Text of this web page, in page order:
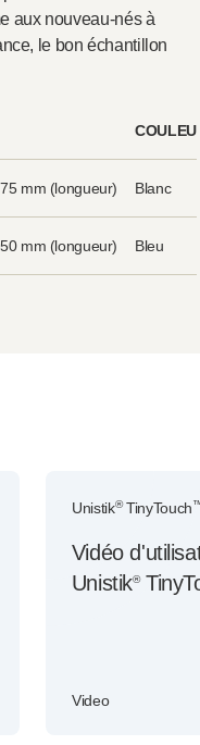
aux nouveau-nés à
le bon échantillon
mm (longueur) Blanc
mm (longueur) Bleu
Unistik®TinyTouch
Vidéo
Unistik®
Video